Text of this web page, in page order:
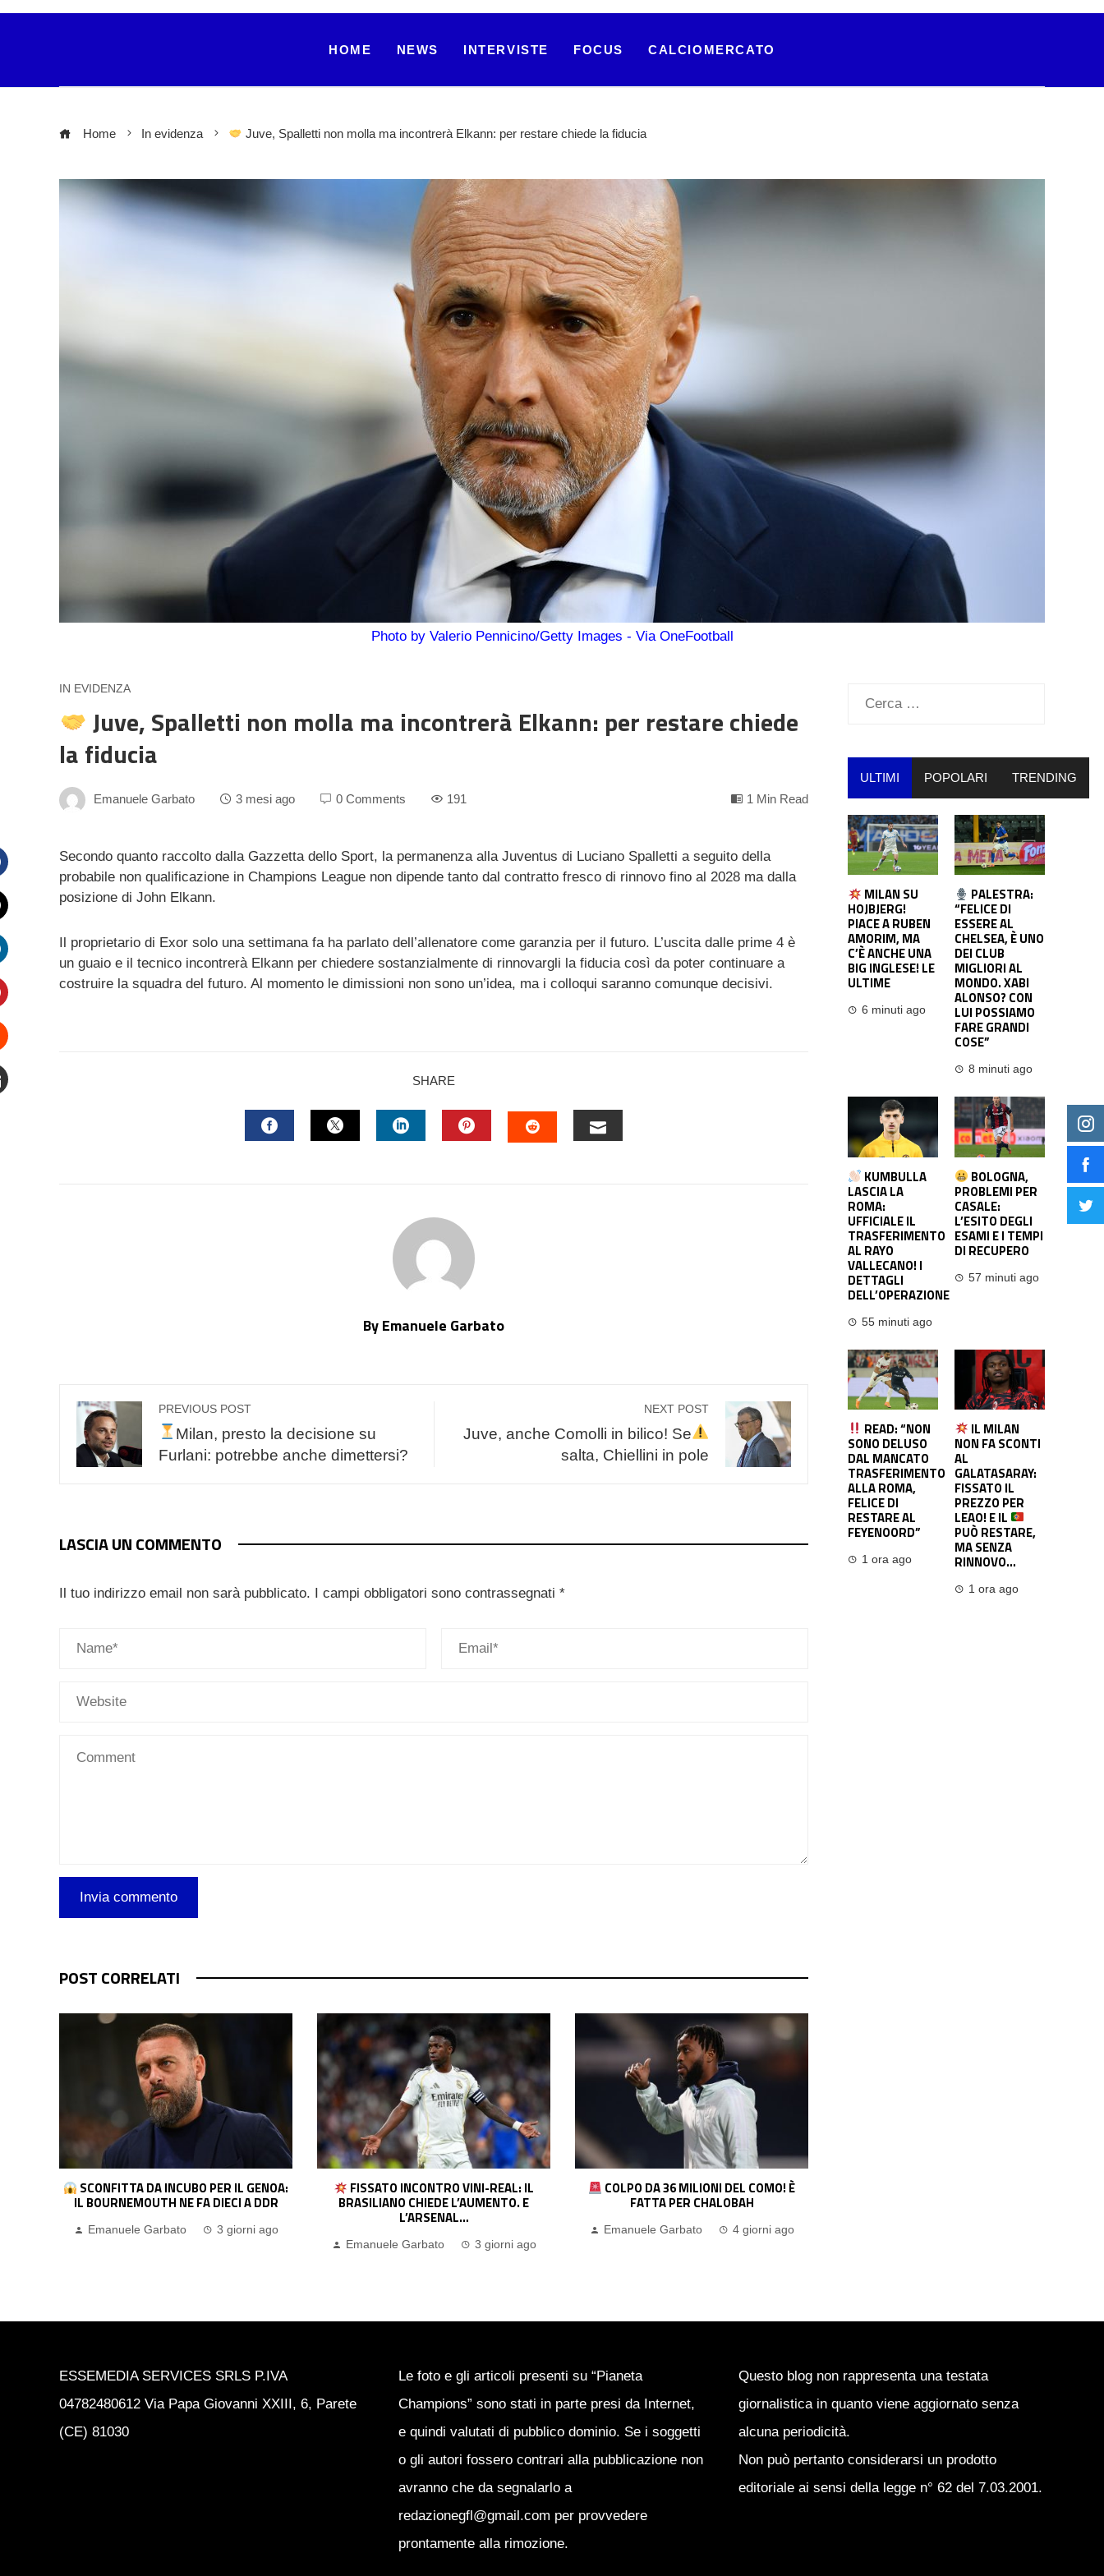
HOME NEWS INTERVISTE FOCUS CALCIOMERCATO
Home In evidenza Juve, Spalletti non molla ma incontrerà Elkann: per restare chiede la fiducia
Photo by Valerio Pennicino/Getty Images - Via OneFootball
IN EVIDENZA
Juve, Spalletti non molla ma incontrerà Elkann: per restare chiede
la fiducia
Emanuele Garbato 3 mesi ago 0 Comments 191 1 Min Read
Secondo quanto raccolto dalla Gazzetta dello Sport, la permanenza alla Juventus di Luciano Spalletti a seguito della
probabile non qualificazione in Champions League non dipende tanto dal contratto fresco di rinnovo fino al 2028 ma dalla
posizione di John Elkann.
Il proprietario di Exor solo una settimana fa ha parlato dell’allenatore come garanzia per il futuro. L’uscita dalle prime 4 è
un guaio e il tecnico incontrerà Elkann per chiedere sostanzialmente di rinnovargli la fiducia così da poter continuare a
costruire la squadra del futuro. Al momento le dimissioni non sono un’idea, ma i colloqui saranno comunque decisivi.
SHARE
By Emanuele Garbato
PREVIOUS POST
Milan, presto la decisione su
Furlani: potrebbe anche dimettersi?
NEXT POST
Juve, anche Comolli in bilico! Se
salta, Chiellini in pole
LASCIA UN COMMENTO
Il tuo indirizzo email non sarà pubblicato. I campi obbligatori sono contrassegnati *
POST CORRELATI
FISSATO INCONTRO VINI-REAL: IL
BRASILIANO CHIEDE L’AUMENTO. E
COLPO DA 36 MILIONI DEL COMO! È
FATTA PER CHALOBAH
ROMERO-INTER, ACCORDO VICINO?
COSA MANCA E L’INSIDIA BARCELLONA
Emanuele Garbato 5 giorni ago
Ricerca
ULTIMI POPOLARI TRENDING
MILAN SU
HOJBJERG!
PIACE A RUBEN
AMORIM, MA
C’È ANCHE UNA
BIG INGLESE! LE
ULTIME
6 minuti ago
PALESTRA:
“FELICE DI
ESSERE AL
CHELSEA, È UNO
DEI CLUB
MIGLIORI AL
MONDO. XABI
ALONSO? CON
LUI POSSIAMO
FARE GRANDI
COSE”
8 minuti ago
KUMBULLA
LASCIA LA
ROMA:
UFFICIALE IL
TRASFERIMENTO
AL RAYO
VALLECANO! I
DETTAGLI
DELL’OPERAZIONE
55 minuti ago
BOLOGNA,
PROBLEMI PER
CASALE:
L’ESITO DEGLI
ESAMI E I TEMPI
DI RECUPERO
57 minuti ago
READ: “NON
SONO DELUSO
DAL MANCATO
TRASFERIMENTO
ALLA ROMA,
FELICE DI
RESTARE AL
FEYENOORD”
1 ora ago
IL MILAN
NON FA SCONTI
AL
GALATASARAY:
FISSATO IL
PREZZO PER
LEAO! E IL
PUÒ RESTARE,
MA SENZA
RINNOVO…
1 ora ago
ESSEMEDIA SERVICES SRLS P.IVA
04782480612 Via Papa Giovanni XXIII, 6, Parete
(CE) 81030
Le foto e gli articoli presenti su “Pianeta
Champions” sono stati in parte presi da Internet,
e quindi valutati di pubblico dominio. Se i soggetti
o gli autori fossero contrari alla pubblicazione non
avranno che da segnalarlo a
redazionegfl@gmail.com per provvedere
prontamente alla rimozione.
Questo blog non rappresenta una testata
giornalistica in quanto viene aggiornato senza
alcuna periodicità.
Non può pertanto considerarsi un prodotto
editoriale ai sensi della legge n° 62 del 7.03.2001.